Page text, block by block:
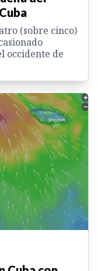
(sobre cinco)
occidente de